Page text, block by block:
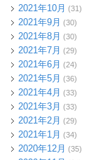
2021年10月 (31)
2021年9月 (30)
2021年8月 (30)
2021年7月 (29)
2021年6月 (24)
2021年5月 (36)
2021年4月 (33)
2021年3月 (33)
2021年2月 (29)
2021年1月 (34)
2020年12月 (35)